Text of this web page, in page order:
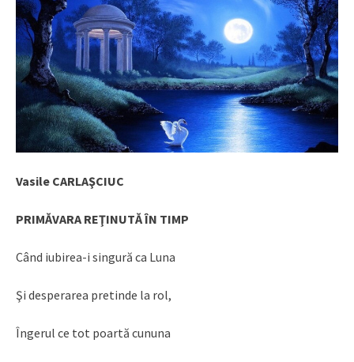
Vasile CARLAŞCIUC
PRIMĂVARA REŢINUTĂ ÎN TIMP
Când iubirea-i singură ca Luna
Şi desperarea pretinde la rol,
Îngerul ce tot poartă cununa